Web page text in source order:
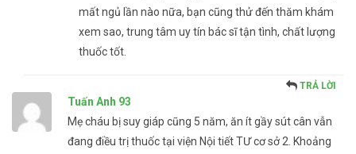
mất ngủ lần nào nữa, bạn cũng thử đến thăm khám
xem sao, trung tâm uy tín bác sĩ tận tình, chất lượng
thuốc tốt.
Tuấn Anh 93
TRẢ LỜI
Mẹ cháu bị suy giáp cũng 5 năm, ăn ít gầy sút cân vẫn
đang điều trị thuốc tại viện Nội tiết TƯ cơ sở 2. Khoảng